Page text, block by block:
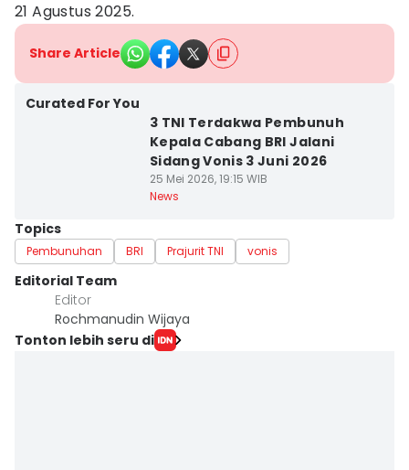
21 Agustus 2025.
Share Article
Curated For You
3 TNI Terdakwa Pembunuh
Kepala Cabang BRI Jalani
Sidang Vonis 3 Juni 2026
25 Mei 2026, 19:15 WIB
News
Topics
Pembunuhan BRI Prajurit TNI vonis
Editorial Team
Editor
Rochmanudin Wijaya
Tonton lebih seru di